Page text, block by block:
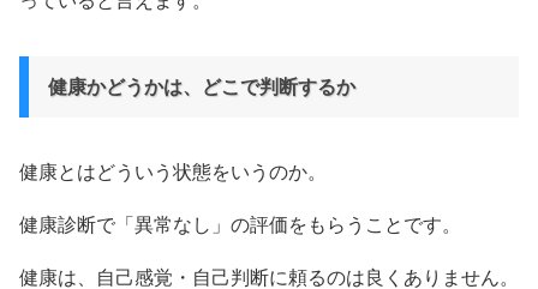
健康かどうかは、どこで判断するか
健康とはどういう状態をいうのか。
健康診断で「異常なし」の評価をもらうことです。
健康は、自己感覚・自己判断に頼るのは良くありません。